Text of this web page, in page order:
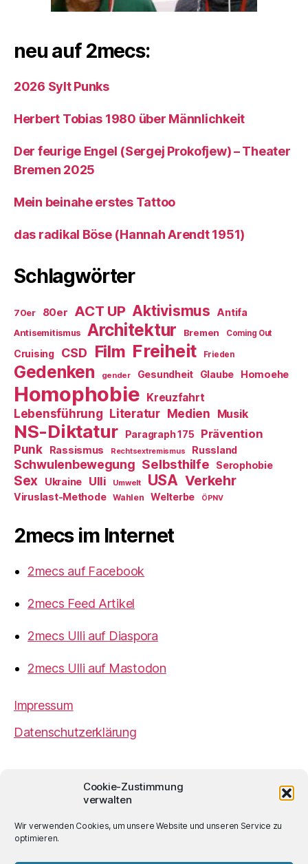
Cookie-Zustimmung
verwalten
Wir verwenden Cookies, um unsere Website und unseren Service zu
optimieren.
neu auf 2mecs:
2026 Sylt Punks
Herbert Tobias 1980 über Männlichkeit
Der feurige Engel (Sergej Prokofjew) – Theater
Bremen 2025
Mein beinahe erstes Tattoo
das radikal Böse (Hannah Arendt 1951)
Schlagwörter
70er 80er ACT UP Aktivismus Antifa
Antisemitismus Architektur Bremen Coming Out
Cruising CSD Film Freiheit Frieden
Gedenken gender Gesundheit Glaube Homoehe
Homophobie Kreuzfahrt
Lebensführung Literatur Medien Musik
NS-Diktatur Paragraph 175
Prävention
Punk
Rassismus Rechtsextremismus Russland
Schwulenbewegung Selbsthilfe Serophobie
Sex Ukraine Ulli Umwelt USA Verkehr
Viruslast-Methode Wahlen Welterbe ÖPNV
2mecs im Internet
2mecs auf Facebook
2mecs Feed Artikel
2mecs Ulli auf Diaspora
2mecs Ulli auf Mastodon
Impressum
Datenschutzerklärung
Ulrich Würdemannist sofern nicht
anders angegeben lizenziert unter einer
Creative
Lizenz.